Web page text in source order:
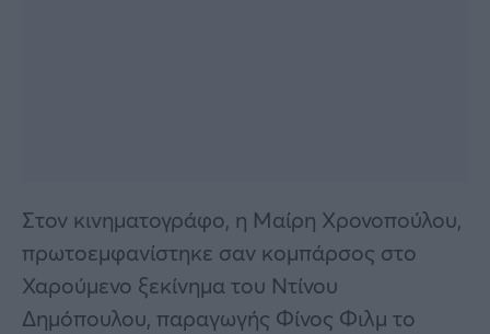
Στον κινηματογράφο, η Μαίρη Χρονοπούλου,
πρωτοεμφανίστηκε σαν κομπάρσος στο
Χαρούμενο ξεκίνημα του Ντίνου
Δημόπουλου, παραγωγής Φίνος Φιλμ το